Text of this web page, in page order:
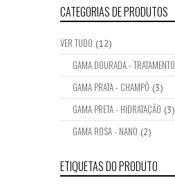
CATEGORIAS DE PRODUTOS
VER TUDO (12)
GAMA DOURADA - TRATAMENTO
GAMA PRATA - CHAMPÔ (3)
GAMA PRETA - HIDRATAÇÃO (3)
GAMA ROSA - NANO (2)
ETIQUETAS DO PRODUTO